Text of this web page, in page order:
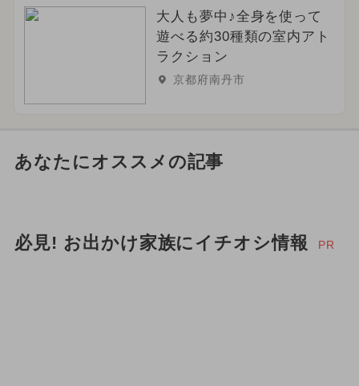
大人も夢中♪全身を使って
遊べる約30種類の室内アト
ラクション
京都府南丹市
あなたにオススメの記事
必見! お出かけ家族にイチオシ情報 PR